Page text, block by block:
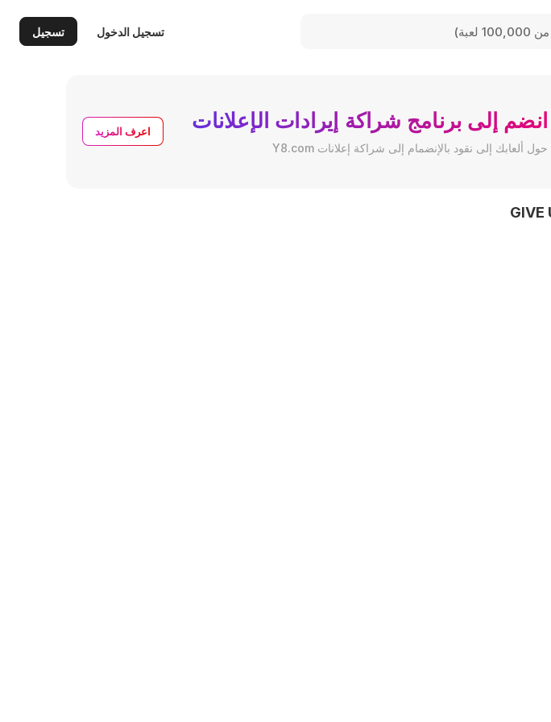
تسجيل الدخول تسجيل
انضم إلى برنامج شراكة إيرادات الإعلانات
حول ألعابك إلى نقود بالإنضمام إلى شراكة إعلانات Y8.com
اعرف المزيد